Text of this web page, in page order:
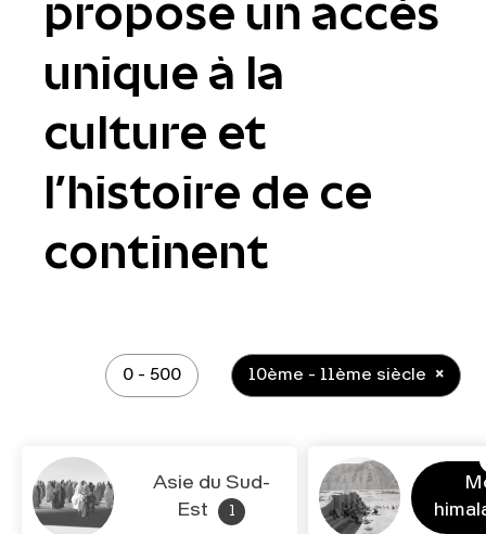
propose un accès
unique à la
culture et
l’histoire de ce
continent
0 - 500 10ème - 11ème siècle
Asie du Sud-
Est